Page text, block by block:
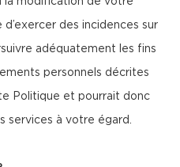
des incidences sur
adéquatement les fins
personnels décrites
Politique et pourrait donc
services à votre égard.